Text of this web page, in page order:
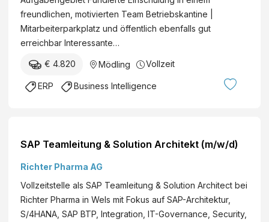
freundlichen, motivierten Team Betriebskantine |
Mitarbeiterparkplatz und öffentlich ebenfalls gut
erreichbar Interessante…
€ 4.820 Mödling Vollzeit
ERP Business Intelligence
SAP Teamleitung & Solution Architekt (m/w/d)
Richter Pharma AG
Vollzeitstelle als SAP Teamleitung & Solution Architect bei
Richter Pharma in Wels mit Fokus auf SAP-Architektur,
S/4HANA, SAP BTP, Integration, IT-Governance, Security,